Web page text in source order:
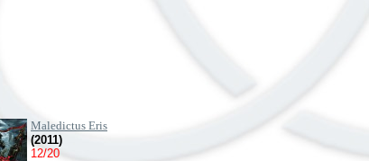
Maledictus Eris
(2011)
12/20